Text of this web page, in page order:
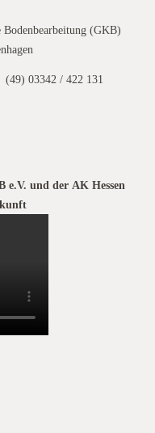
(GKB)
(49) 03342 / 422 131
und der AK Hessen